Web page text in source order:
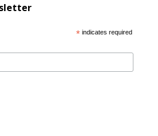
* indicates required